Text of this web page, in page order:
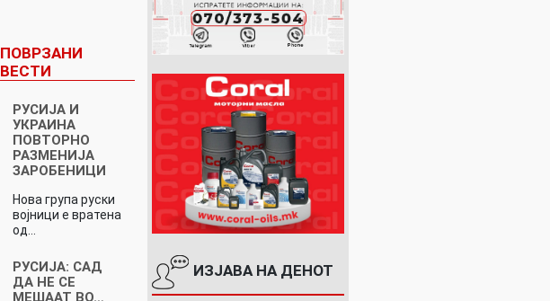
ПОВРЗАНИ
ВЕСТИ
РУСИЈА И
УКРАИНА
ПОВТОРНО
РАЗМЕНИЈА
ЗАРОБЕНИЦИ
Нова група руски
војници е вратена
од…
РУСИЈА: САД
ДА НЕ СЕ
МЕШААТ ВО…
ИЗЈАВА НА ДЕНОТ